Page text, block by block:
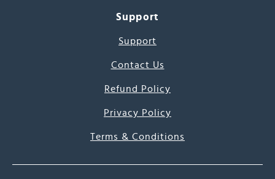
Support
Support
Contact Us
Refund Policy
Privacy Policy
Terms & Conditions